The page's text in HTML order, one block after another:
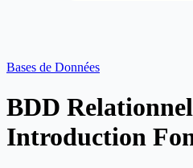
Bases de Données
BDD
Introduction